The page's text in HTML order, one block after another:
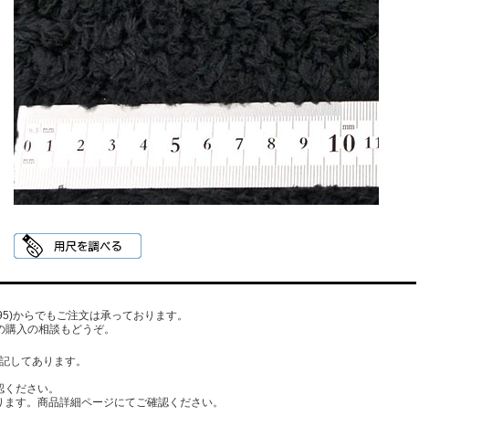
からでもご注文は承っております。
入の相談もどうぞ。
してあります。
ださい。
す。商品詳細ページにてご確認ください。